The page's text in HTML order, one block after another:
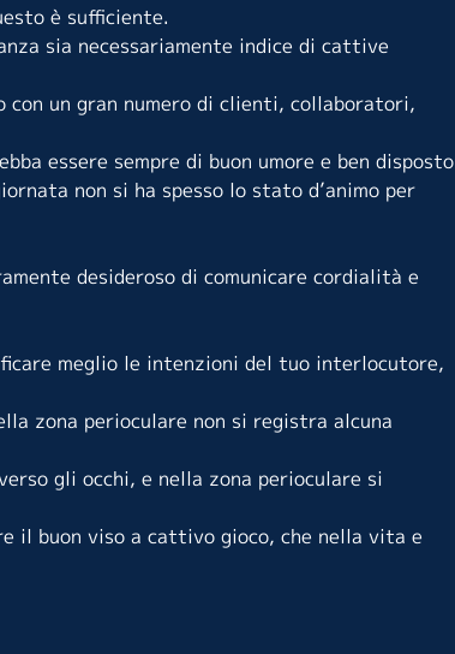
è sufficiente.
sia necessariamente indice di cattive
un gran numero di clienti, collaboratori,
essere sempre di buon umore e ben disposto
non si ha spesso lo stato d’animo per
desideroso di comunicare cordialità e
meglio le intenzioni del tuo interlocutore,
zona perioculare non si registra alcuna
gli occhi, e nella zona perioculare si
il buon viso a cattivo gioco, che nella vita e